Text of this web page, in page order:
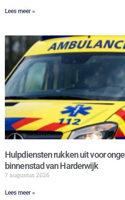
Lees meer »
Hulpdiensten rukken uit voor
binnenstad van Harderwijk
7 augustus 2026
Lees meer »